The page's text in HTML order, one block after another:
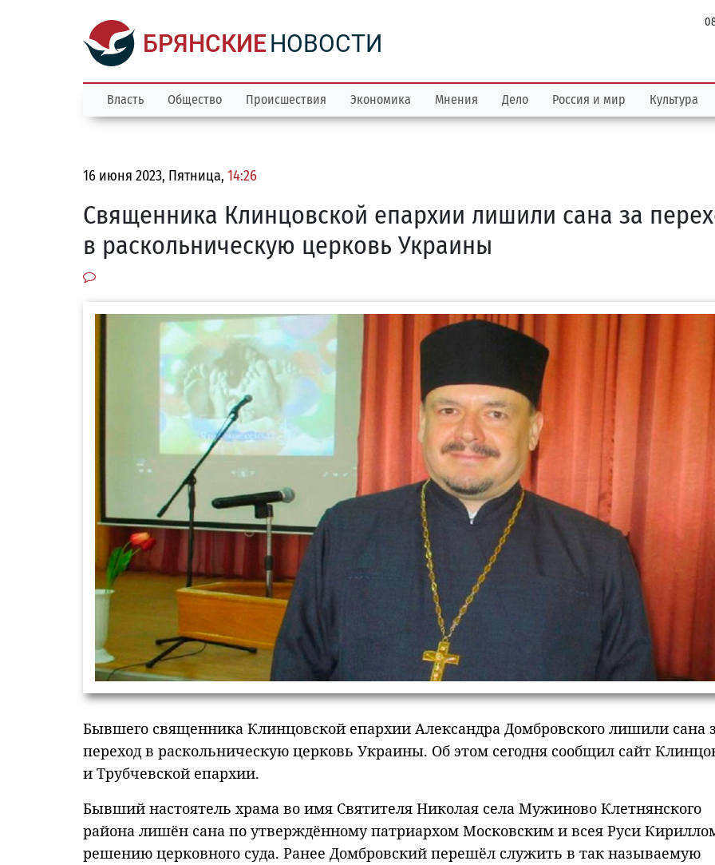
БРЯНСКИЕНОВОСТИ
Власть Общество Происшествия Экономика Мнения Дело Россия и мир Культура
16 июня 2023, Пятница, 14:26
Священника Клинцовской епархии лишили сана за
в раскольническую церковь Украины
Бывшего священника Клинцовской епархии Александра Домбровского лишили сана
переход в раскольническую церковь Украины. Об этом сегодня сообщил сайт
и Трубчевской епархии.
Бывший настоятель храма во имя Святителя Николая села Мужиново Клетнянского
района лишён сана по утверждённому патриархом Московским и всея Руси
решению церковного суда. Ранее Домбровский перешёл служить в так называемую